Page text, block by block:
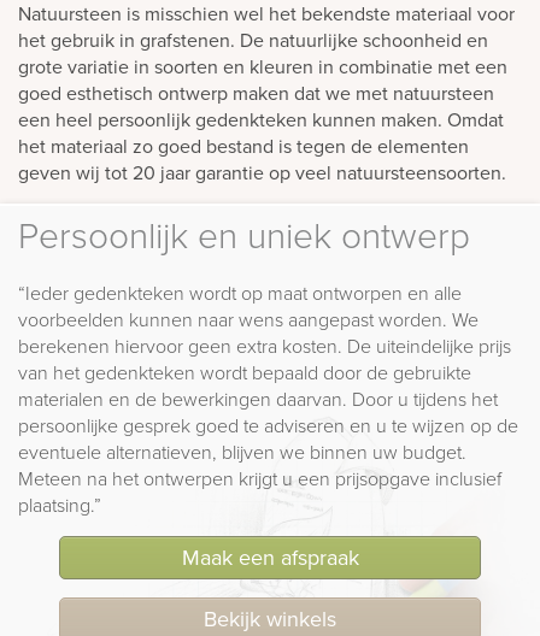
Natuursteen is misschien wel het bekendste materiaal voor
het gebruik in grafstenen. De natuurlijke schoonheid en
grote variatie in soorten en kleuren in combinatie met een
goed esthetisch ontwerp maken dat we met natuursteen
een heel persoonlijk gedenkteken kunnen maken. Omdat
het materiaal zo goed bestand is tegen de elementen
geven wij tot 20 jaar garantie op veel natuursteensoorten.
Persoonlijk en uniek ontwerp
“Ieder gedenkteken wordt op maat ontworpen en alle
voorbeelden kunnen naar wens aangepast worden. We
berekenen hiervoor geen extra kosten. De uiteindelijke prijs
van het gedenkteken wordt bepaald door de gebruikte
materialen en de bewerkingen daarvan. Door u tijdens het
persoonlijke gesprek goed te adviseren en u te wijzen op de
eventuele alternatieven, blijven we binnen uw budget.
Meteen na het ontwerpen krijgt u een prijsopgave inclusief
plaatsing.”
Maak een afspraak
Bekijk winkels